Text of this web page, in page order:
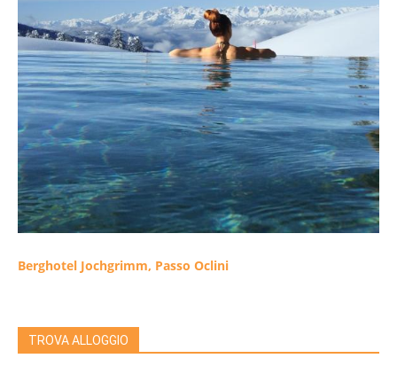
Berghotel Jochgrimm, Passo Oclini
TROVA ALLOGGIO